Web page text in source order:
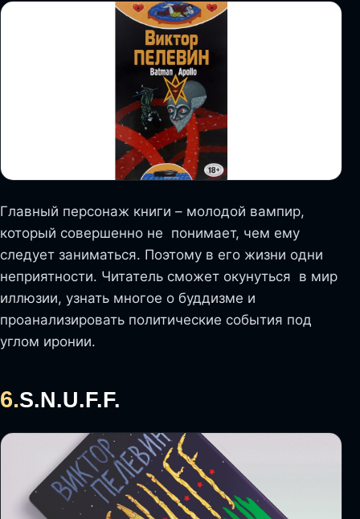
Главный персонаж книги – молодой вампир,
который совершенно не понимает, чем ему
следует заниматься. Поэтому в его жизни одни
неприятности. Читатель сможет окунуться в мир
иллюзии, узнать многое о буддизме и
проанализировать политические события под
углом иронии.
6.S.N.U.F.F.